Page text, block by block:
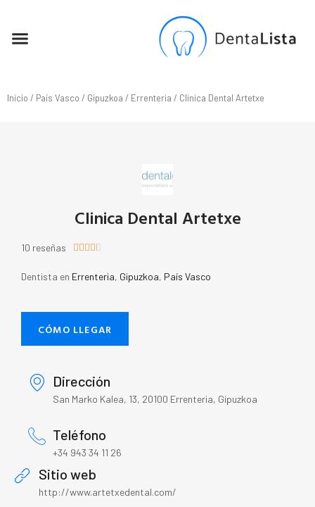
Inicio / País Vasco / Gipuzkoa / Errenteria / Clinica Dental Artetxe
Clinica Dental Artetxe
10 reseñas     
Dentista en Errenteria, Gipuzkoa, País Vasco
CÓMO LLEGAR
Dirección
San Marko Kalea, 13, 20100 Errenteria, Gipuzkoa
Teléfono
+34 943 34 11 26
Sitio web
http://www.artetxedental.com/